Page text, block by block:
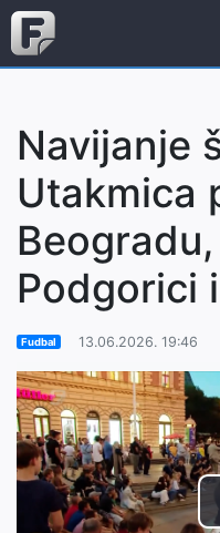
Navijanje
Utakmica
Podgorici
Fudbal 13.06.2026. 19:46